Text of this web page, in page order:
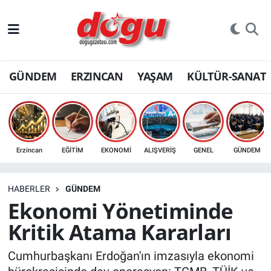
GÜNDEM ERZINCAN YAŞAM KÜLTÜR-SANAT
Erzincan EĞİTİM EKONOMİ ALIŞVERİŞ GENEL GÜNDEM
HABERLER GÜNDEM
Ekonomi Yönetiminde
Kritik Atama Kararları
Cumhurbaşkanı Erdoğan'ın imzasıyla ekonomi
ERZINCAN
GÜNDEM
ERZİNCAN FOTOĞRAFLARI
SAĞLIK
Bilim, teknoloji
GENEL